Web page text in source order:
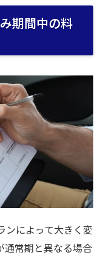
期間中の料
ンによって大きく変
通常期と異なる場合